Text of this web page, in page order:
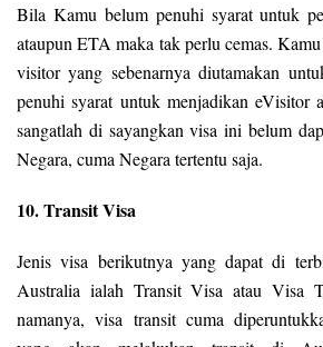
Bila Kamu belum penuhi syarat untuk
ataupun ETA maka tak perlu cemas.
visitor yang sebenarnya diutamakan
penuhi syarat untuk menjadikan eVisitor
sangatlah di sayangkan visa ini belum
Negara, cuma Negara tertentu saja.
10. Transit Visa
Jenis visa berikutnya yang dapat di
Australia ialah Transit Visa atau Visa
namanya, visa transit cuma